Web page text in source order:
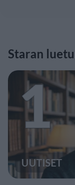
Staran
1
UUTISET